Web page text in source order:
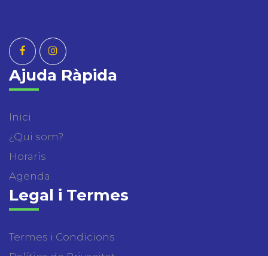
Ajuda Ràpida
Inici
¿Qui som?
Horaris
Agenda
Legal i Termes
Termes i Condicions